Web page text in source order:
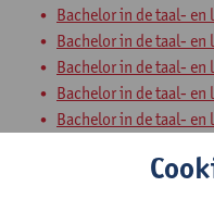
Bachelor in de taal- en
Bachelor in de taal-
Bachelor in de taal- en
Bachelor in de taal- en
Bachelor in de taal- en
Bachelor in de taal-